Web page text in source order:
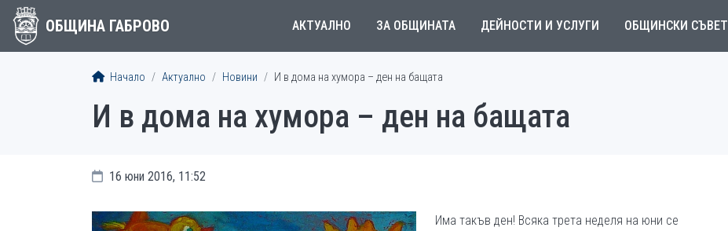
ОБЩИНА ГАБРОВО АКТУАЛНО ЗА ОБЩИНАТА ДЕЙНОСТИ И УСЛУГИ ОБЩИНСКИ СЪВЕТ
Начало Актуално Новини И в дома на хумора – ден на бащата
И в дома на хумора – ден на бащата
16 юни 2016, 11:52
Има такъв ден! Всяка трета неделя на юни се